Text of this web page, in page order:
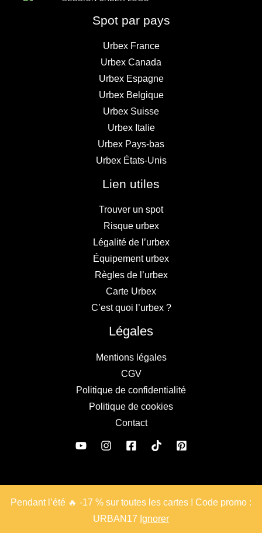
Pendant l’été 🔥 -17 % sur toutes les cartes ! Code promo :
URBAN17 Ignorer
Spot par pays
Urbex France
Urbex Canada
Urbex Espagne
Urbex Belgique
Urbex Suisse
Urbex Italie
Urbex Pays-bas
Urbex États-Unis
Lien utiles
Trouver un spot
Risque urbex
Légalité de l’urbex
Équipement urbex
Règles de l’urbex
Carte Urbex
C’est quoi l’urbex ?
Légales
Mentions légales
CGV
Politique de confidentialité
Politique de cookies
Contact